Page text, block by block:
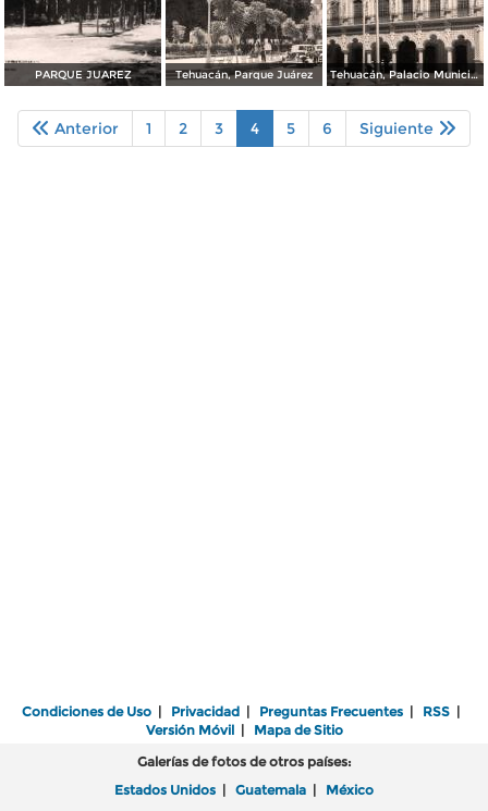
PARQUE JUAREZ Tehuacán, Parque Juárez Tehuacán, Palacio Municipal
Anterior 1 2 3 4 5 6 Siguiente
Condiciones de Uso | Privacidad | Preguntas Frecuentes | RSS |
Versión Móvil| Mapa de Sitio
Galerías de fotos de otros países:
Estados Unidos | Guatemala | México